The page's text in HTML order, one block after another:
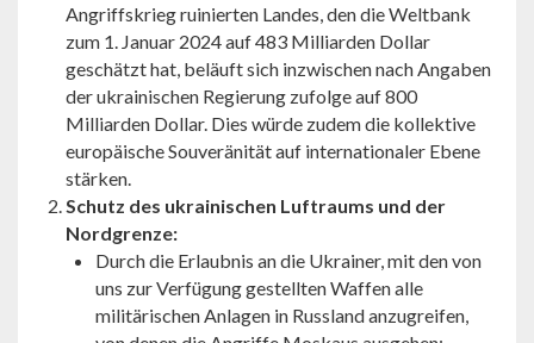
Angriffskrieg ruinierten Landes, den die Weltbank
zum 1. Januar 2024 auf 483 Milliarden Dollar
geschätzt hat, beläuft sich inzwischen nach Angaben
der ukrainischen Regierung zufolge auf 800
Milliarden Dollar. Dies würde zudem die kollektive
europäische Souveränität auf internationaler Ebene
stärken.
Schutz des ukrainischen Luftraums und der
Nordgrenze:
Durch die Erlaubnis an die Ukrainer, mit den von
uns zur Verfügung gestellten Waffen alle
militärischen Anlagen in Russland anzugreifen,